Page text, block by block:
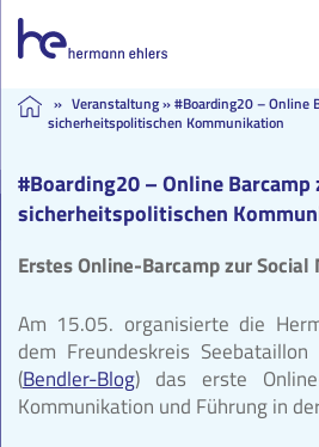
Skip
» Veranstaltung»#Boarding20 – Online
sicherheitspolitischen Kommunikation
#Boarding20 – Online Barcamp
sicherheitspolitischen
Erstes Online-Barcamp zur
Am 15.05. organisierte die
dem Freundeskreis
(Bendler-Blog) das erste
Kommunikation und Führung in